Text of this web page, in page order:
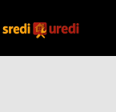
sadržaj